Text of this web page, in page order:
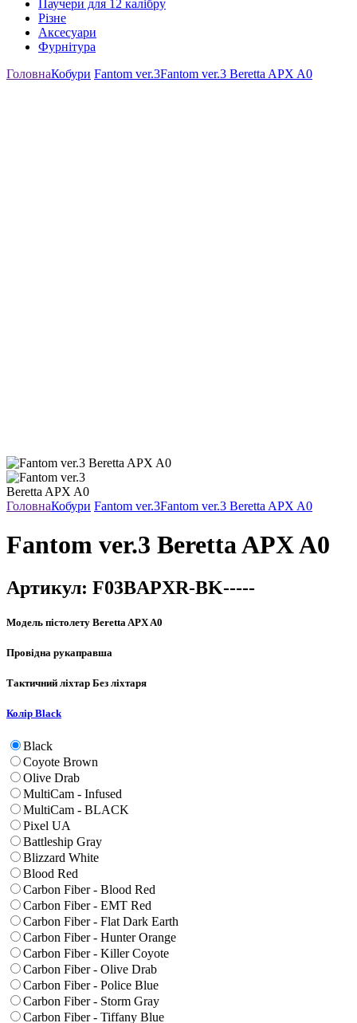
Паучери для 12 калібру
Різне
Аксесуари
Фурнітура
ГоловнаКобури Fantom ver.3Fantom ver.3 Beretta APX A0
ГоловнаКобури Fantom ver.3Fantom ver.3 Beretta APX A0
Fantom ver.3 Beretta APX A0
Артикул: F03BAPXR-BK-----
Модель пістолету Beretta APX A0
Провідна рукаправша
Тактичний ліхтар Без ліхтаря
Колір Black
Black
Coyote Brown
Olive Drab
MultiCam - Infused
MultiCam - BLACK
Pixel UA
Battleship Gray
Blizzard White
Blood Red
Carbon Fiber - Blood Red
Carbon Fiber - EMT Red
Carbon Fiber - Flat Dark Earth
Carbon Fiber - Hunter Orange
Carbon Fiber - Killer Coyote
Carbon Fiber - Olive Drab
Carbon Fiber - Police Blue
Carbon Fiber - Storm Gray
Carbon Fiber - Tiffany Blue